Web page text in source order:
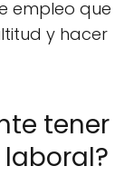
empleo que
y hacer
tener